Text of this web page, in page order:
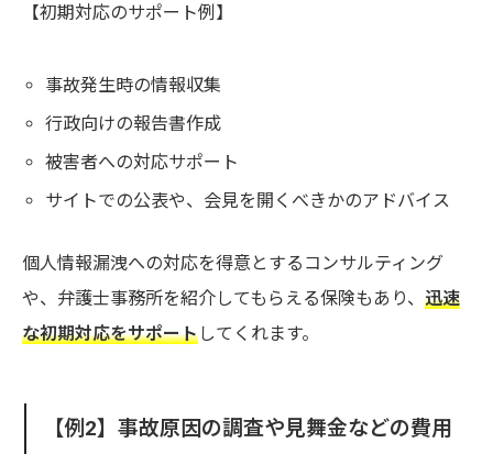
【初期対応のサポート例】
事故発生時の情報収集
行政向けの報告書作成
被害者への対応サポート
サイトでの公表や、会見を開くべきかのアドバイス
個人情報漏洩への対応を得意とするコンサルティング
や、弁護士事務所を紹介してもらえる保険もあり、 迅速
な初期対応をサポートしてくれます。
【例2】事故原因の調査や見舞金などの費用